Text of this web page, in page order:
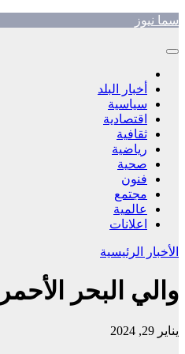
Skip
content
سما نيوز
أخبار البلد
سياسية
اقتصادية
ثقافية
رياضية
صحية
فنون
مجتمع
عالمية
اعلانات
الأخبار الرئيسية
والي البحر
يناير 29, 2024